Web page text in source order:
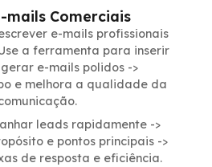
mails Comerciais
e-mails profissionais
a ferramenta para inserir
e-mails polidos ->
e melhora a qualidade da
leads rapidamente ->
e pontos principais ->
de resposta e eficiência.